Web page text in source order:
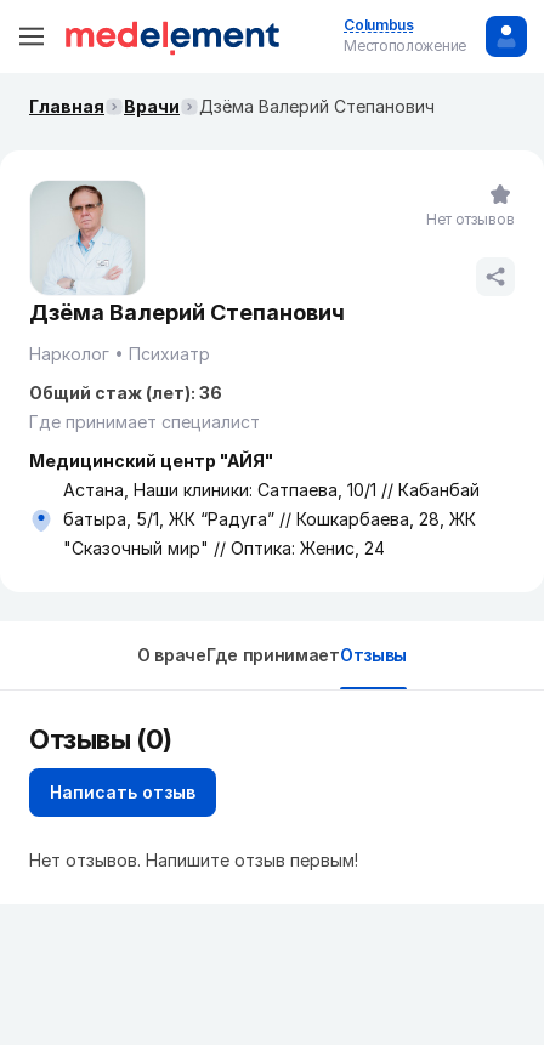
Columbus
Местоположение
Главная Врачи Дзёма Валерий Степанович
Дзёма Валерий Степанович
Нарколог
Психиатр
Общий стаж (лет): 36
Где принимает специалист
Медицинский центр "АЙЯ"
Астана, Наши клиники: Сатпаева, 10/1 // Кабанбай
батыра, 5/1, ЖК “Радуга” // Кошкарбаева, 28, ЖК
"Сказочный мир" // Оптика: Женис, 24
Нет отзывов
О врачеГде принимаетОтзывы
Отзывы (0)
Написать отзыв
Нет отзывов. Напишите отзыв первым!